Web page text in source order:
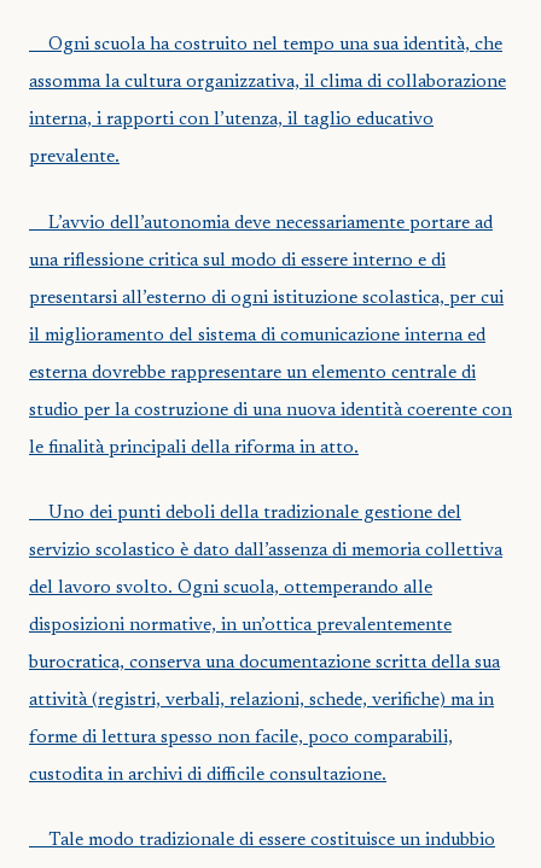
Ogni scuola ha costruito nel tempo una sua identità, che
assomma la cultura organizzativa, il clima di collaborazione
interna, i rapporti con l’utenza, il taglio educativo
prevalente.
L’avvio dell’autonomia deve necessariamente portare ad
una riflessione critica sul modo di essere interno e di
presentarsi all’esterno di ogni istituzione scolastica, per cui
il miglioramento del sistema di comunicazione interna ed
esterna dovrebbe rappresentare un elemento centrale di
studio per la costruzione di una nuova identità coerente con
le finalità principali della riforma in atto.
Uno dei punti deboli della tradizionale gestione del
servizio scolastico è dato dall’assenza di memoria collettiva
del lavoro svolto. Ogni scuola, ottemperando alle
disposizioni normative, in un’ottica prevalentemente
burocratica, conserva una documentazione scritta della sua
attività (registri, verbali, relazioni, schede, verifiche) ma in
forme di lettura spesso non facile, poco comparabili,
custodita in archivi di difficile consultazione.
Tale modo tradizionale di essere costituisce un indubbio